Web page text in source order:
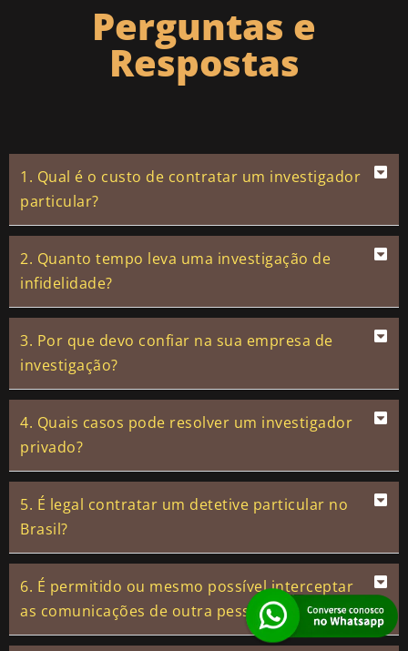
Perguntas e
Respostas
1. Qual é o custo de contratar um investigador
particular?
2. Quanto tempo leva uma investigação de
infidelidade?
3. Por que devo confiar na sua empresa de
investigação?
4. Quais casos pode resolver um investigador
privado?
5. É legal contratar um detetive particular no
Brasil?
6. É permitido ou mesmo possível interceptar
as comunicações de outra pessoa?